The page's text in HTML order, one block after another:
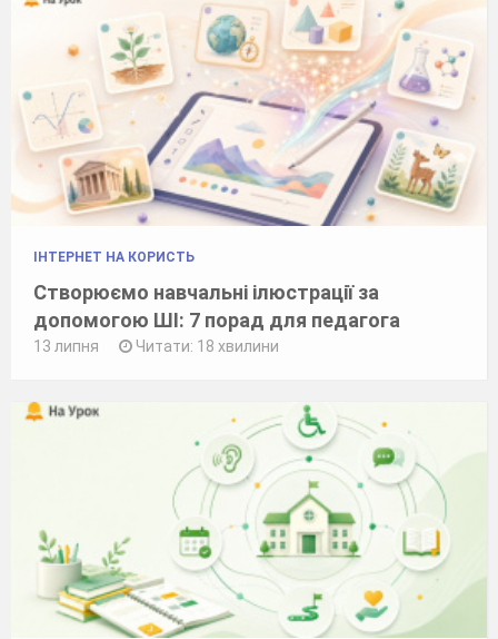
ІНТЕРНЕТ НА КОРИСТЬ
Створюємо навчальні ілюстрації за
допомогою ШІ: 7 порад для педагога
13 липня Читати: 18 хвилини